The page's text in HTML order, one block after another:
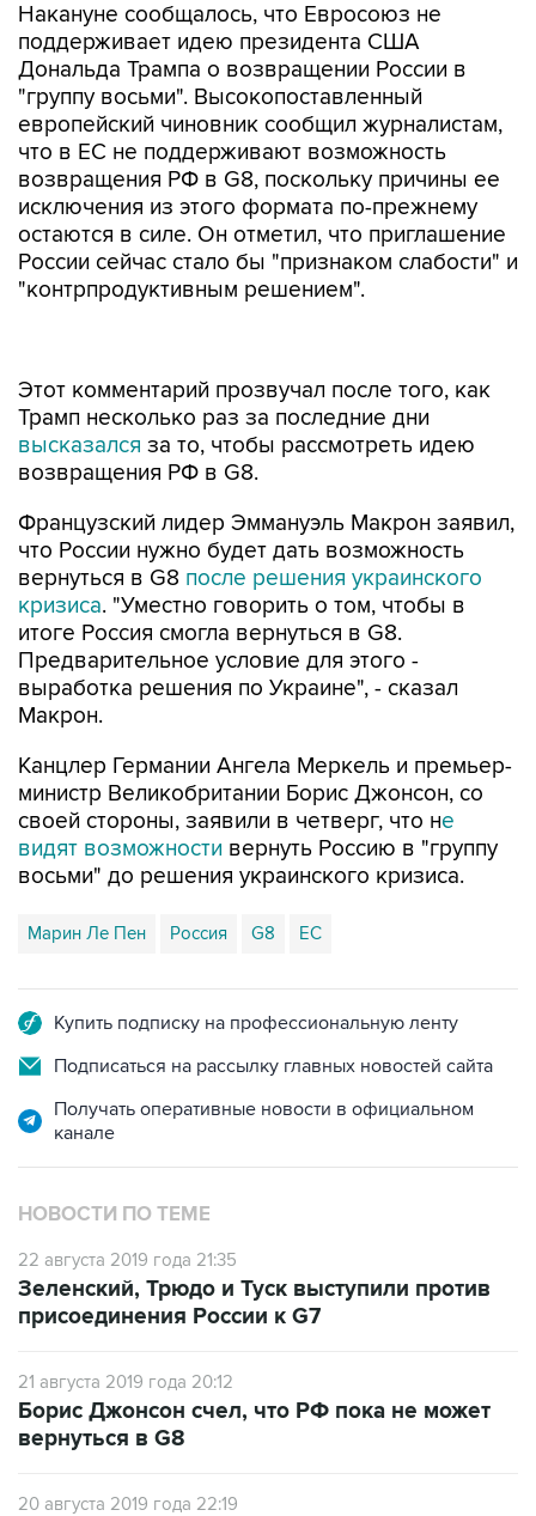
Накануне сообщалось, что Евросоюз не
поддерживает идею президента США
Дональда Трампа о возвращении России в
"группу восьми". Высокопоставленный
европейский чиновник сообщил журналистам,
что в ЕС не поддерживают возможность
возвращения РФ в G8, поскольку причины ее
исключения из этого формата по-прежнему
остаются в силе. Он отметил, что приглашение
России сейчас стало бы "признаком слабости" и
"контрпродуктивным решением".
высказалсяза то, чтобы рассмотреть идею
возвращения РФ в G8.
Французский лидер Эммануэль Макрон заявил,
вернуться в G8после решения украинского
кризиса. "Уместно говорить о том, чтобы в
итоге Россия смогла вернуться в G8.
Предварительное условие для этого -
выработка решения по Украине", - сказал
Макрон.
Канцлер Германии Ангела Меркель и премьер-
своей стороны, заявили в четверг, что не
видят возможностивернуть Россию в "группу
восьми" до решения украинского кризиса.
Марин Ле Пен Россия G8 ЕС
Подписаться на рассылку главных новостей сайта
Получать оперативные новости в официальном
НОВОСТИ ПО ТЕМЕ
22 августа 2019 года 21:35
присоединения России к G7
21 августа 2019 года 20:12
вернуться в G8
20 августа 2019 года 22:19